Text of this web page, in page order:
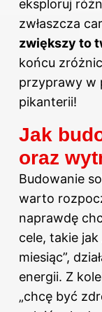
eksploruj
zwłaszcza
zwiększy to
końcu
przyprawy w
pikanterii!
Jak
oraz
Budowanie
warto
naprawdę
cele, takie
miesiąc”,
energii. Z
„chcę być